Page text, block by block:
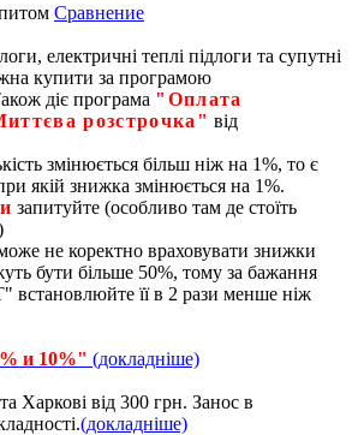
Сравнение
електричні теплі підлоги та супутні
купити за програмою
діє програма "Оплата
розстрочка" від
змінюється більш ніж на 1%, то є
якій знижка змінюється на 1%.
запитуйте (особливо там де стоїть
не коректно враховувати знижки
бути більше 50%, тому за бажання
встановлюйте її в 2 рази менше ніж
и 10%" (докладніше)
Харкові від 300 грн. Занос в
(докладніше)